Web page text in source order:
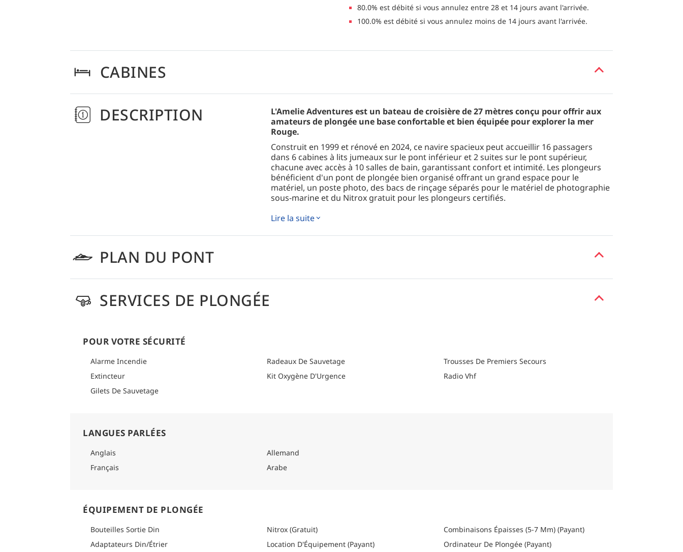
80.0% est débité si vous annulez entre 28 et 14 jours avant l'arrivée.
100.0% est débité si vous annulez moins de 14 jours avant l'arrivée.
CABINES
DESCRIPTION
L'Amelie Adventures est un bateau de croisière de 27 mètres conçu pour offrir aux
amateurs de plongée une base confortable et bien équipée pour explorer la mer
Rouge.
Construit en 1999 et rénové en 2024, ce navire spacieux peut accueillir 16 passagers
dans 6 cabines à lits jumeaux sur le pont inférieur et 2 suites sur le pont supérieur,
chacune avec accès à 10 salles de bain, garantissant confort et intimité. Les plongeurs
bénéficient d'un pont de plongée bien organisé offrant un grand espace pour le
matériel, un poste photo, des bacs de rinçage séparés pour le matériel de photographie
sous-marine et du Nitrox gratuit pour les plongeurs certifiés.
Avec ses deux vastes ponts ensoleillés, son espace avant équipé de transats et ses
confortables salons intérieurs et extérieurs, Amelie Adventures offre un vaste espace de
détente. Le bateau est également entièrement équipé du matériel de sécurité essentiel,
cabines climatisées et un espace barbecue pour des repas en plein air conviviaux. Pour
Veuillez vous référer à la section logistique de chaque itinéraire pour trouver des
informations détaillées sur la façon de vous y rendre.
Lire la suite
PLAN DU PONT
SERVICES DE PLONGÉE
POUR VOTRE SÉCURITÉ
Alarme Incendie
Extincteur
Gilets De Sauvetage
Radeaux De Sauvetage
Kit Oxygène D'Urgence
Trousses De Premiers Secours
Radio Vhf
LANGUES PARLÉES
Anglais
Français
Allemand
Arabe
ÉQUIPEMENT DE PLONGÉE
Bouteilles Sortie Din
Adaptateurs Din/Étrier
Nitrox (Gratuit)
Location D'Équipement (Payant)
Combinaisons Épaisses (5-7 Mm) (Payant)
Ordinateur De Plongée (Payant)